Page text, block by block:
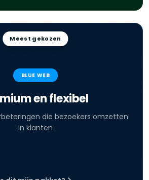
Meest gekozen
BLUE WEB
en flexibel
die bezoekers omzetten
in klanten